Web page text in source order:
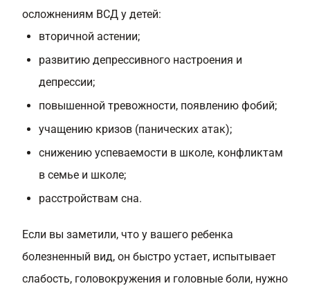
осложнениям ВСД у детей:
вторичной астении;
развитию депрессивного настроения и
депрессии;
повышенной тревожности, появлению фобий;
учащению кризов (панических атак);
снижению успеваемости в школе, конфликтам
в семье и школе;
расстройствам сна.
Если вы заметили, что у вашего ребенка
болезненный вид, он быстро устает, испытывает
слабость, головокружения и головные боли, нужно